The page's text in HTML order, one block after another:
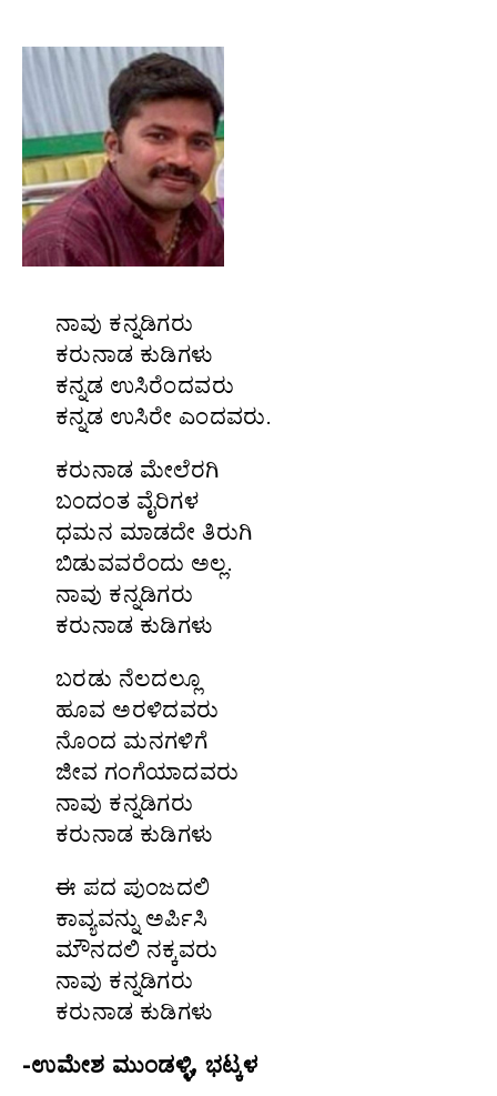
ನಾವು ಕನ್ನಡಿಗರು
ಕರುನಾಡ ಕುಡಿಗಳು
ಕನ್ನಡ ಉಸಿರೆಂದವರು
ಕನ್ನಡ ಉಸಿರೇ ಎಂದವರು.
ಕರುನಾಡ ಮೇಲೆರಗಿ
ಬಂದಂತ ವೈರಿಗಳ
ಧಮನ ಮಾಡದೇ ತಿರುಗಿ
ಬಿಡುವವರೆಂದು ಅಲ್ಲ.
ನಾವು ಕನ್ನಡಿಗರು
ಕರುನಾಡ ಕುಡಿಗಳು
ಬರಡು ನೆಲದಲ್ಲೂ
ಹೂವ ಅರಳಿದವರು
ನೊಂದ ಮನಗಳಿಗೆ
ಜೀವ ಗಂಗೆಯಾದವರು
ನಾವು ಕನ್ನಡಿಗರು
ಕರುನಾಡ ಕುಡಿಗಳು
ಈ ಪದ ಪುಂಜದಲಿ
ಕಾವ್ಯವನ್ನು ಅರ್ಪಿಸಿ
ಮೌನದಲಿ ನಕ್ಕವರು
ನಾವು ಕನ್ನಡಿಗರು
ಕರುನಾಡ ಕುಡಿಗಳು
-ಉಮೇಶ ಮುಂಡಳ್ಳಿ, ಭಟ್ಕಳ